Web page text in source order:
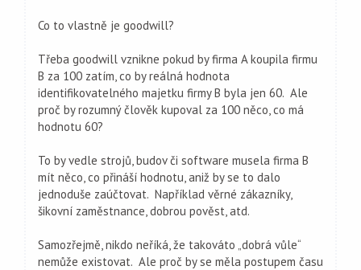
Co to vlastně je goodwill?
Třeba goodwill vznikne pokud by firma A koupila firmu
B za 100 zatím, co by reálná hodnota
identifikovatelného majetku firmy B byla jen 60. Ale
proč by rozumný člověk kupoval za 100 něco, co má
hodnotu 60?
To by vedle strojů, budov či software musela firma B
mít něco, co přináší hodnotu, aniž by se to dalo
jednoduše zaúčtovat. Například věrné zákazníky,
šikovní zaměstnance, dobrou pověst, atd.
Samozřejmě, nikdo neříká, že takováto „dobrá vůle“
nemůže existovat. Ale proč by se měla postupem času